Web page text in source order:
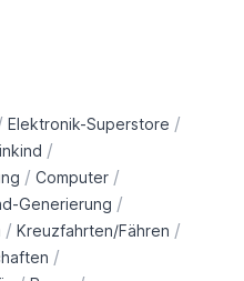
Elektronik-Superstore /
/
/ Computer /
Generierung /
/ Kreuzfahrten/Fähren /
/